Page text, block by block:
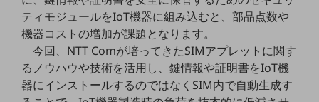
地域共創・地方創生
セキュリティ対策
遠隔監視
顧客体験（CX）改善
ティモジュールをIoT機器に組み込むと、部品点数や
機器コストの増加が課題となります。
今回、NTT Comが培ってきたSIMアプレットに関す
るノウハウや技術を活用し、鍵情報や証明書をIoT機
器にインストールするのではなくSIM内で自動生成す